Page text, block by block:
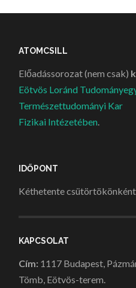
ATOMCSILL
Előadássorozat (nem csak)
Eötvös Loránd
Természettudományi Kar
Fizikai Intézetében.
IDŐPONT
Kéthetente
KAPCSOLAT
Cím: 1117 Budapest,
Tömb, Eötvös-terem.